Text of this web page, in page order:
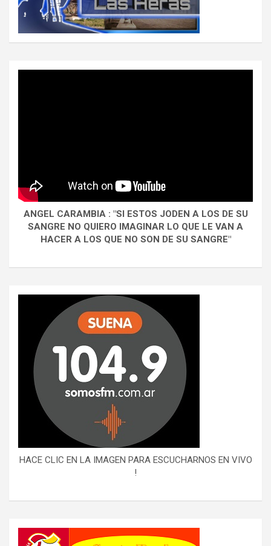
ANGEL CARAMBIA : "SI ESTOS JODEN A LOS DE SU
SANGRE NO QUIERO IMAGINAR LO QUE LE VAN A
HACER A LOS QUE NO SON DE SU SANGRE"
HACE CLIC EN LA IMAGEN PARA ESCUCHARNOS EN VIVO
!